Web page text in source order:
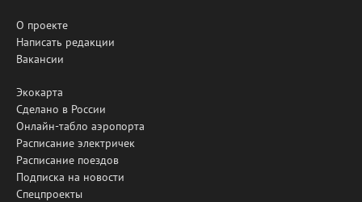
О проекте
Написать редакции
Вакансии
Экокарта
Сделано в России
Онлайн-табло аэропорта
Расписание электричек
Расписание поездов
Подписка на новости
Спецпроекты